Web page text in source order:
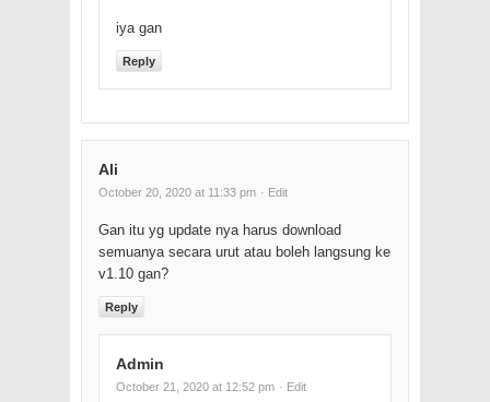
iya gan
Reply
Ali
October 20, 2020 at 11:33 pm · Edit
Gan itu yg update nya harus download
semuanya secara urut atau boleh langsung ke
v1.10 gan?
Reply
Admin
October 21, 2020 at 12:52 pm · Edit